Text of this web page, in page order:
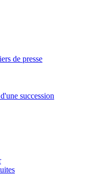
de presse
succession